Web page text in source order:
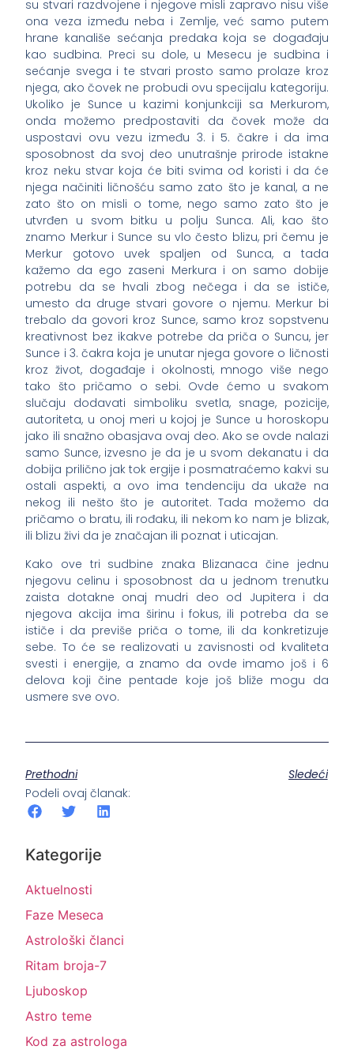
su stvari razdvojene i njegove misli zapravo nisu više
ona veza između neba i Zemlje, već samo putem
hrane kanališe sećanja predaka koja se događaju
kao sudbina. Preci su dole, u Mesecu je sudbina i
sećanje svega i te stvari prosto samo prolaze kroz
njega, ako čovek ne probudi ovu specijalu kategoriju.
Ukoliko je Sunce u kazimi konjunkciji sa Merkurom,
onda možemo predpostaviti da čovek može da
uspostavi ovu vezu između 3. i 5. čakre i da ima
sposobnost da svoj deo unutrašnje prirode istakne
kroz neku stvar koja će biti svima od koristi i da će
njega načiniti ličnošću samo zato što je kanal, a ne
zato što on misli o tome, nego samo zato što je
utvrđen u svom bitku u polju Sunca. Ali, kao što
znamo Merkur i Sunce su vlo često blizu, pri čemu je
Merkur gotovo uvek spaljen od Sunca, a tada
kažemo da ego zaseni Merkura i on samo dobije
potrebu da se hvali zbog nečega i da se ističe,
umesto da druge stvari govore o njemu. Merkur bi
trebalo da govori kroz Sunce, samo kroz sopstvenu
kreativnost bez ikakve potrebe da priča o Suncu, jer
Sunce i 3. čakra koja je unutar njega govore o ličnosti
kroz život, događaje i okolnosti, mnogo više nego
tako što pričamo o sebi. Ovde ćemo u svakom
slučaju dodavati simboliku svetla, snage, pozicije,
autoriteta, u onoj meri u kojoj je Sunce u horoskopu
jako ili snažno obasjava ovaj deo. Ako se ovde nalazi
samo Sunce, izvesno je da je u svom dekanatu i da
dobija prilično jak tok ergije i posmatraćemo kakvi su
ostali aspekti, a ovo ima tendenciju da ukaže na
nekog ili nešto što je autoritet. Tada možemo da
pričamo o bratu, ili rođaku, ili nekom ko nam je blizak,
ili blizu živi da je značajan ili poznat i uticajan.
Kako ove tri sudbine znaka Blizanaca čine jednu
njegovu celinu i sposobnost da u jednom trenutku
zaista dotakne onaj mudri deo od Jupitera i da
njegova akcija ima širinu i fokus, ili potreba da se
ističe i da previše priča o tome, ili da konkretizuje
sebe. To će se realizovati u zavisnosti od kvaliteta
svesti i energije, a znamo da ovde imamo još i 6
delova koji čine pentade koje još bliže mogu da
usmere sve ovo.
Prethodni
Sledeći
Podeli ovaj članak:
Kategorije
Aktuelnosti
Faze Meseca
Astrološki članci
Ritam broja-7
Ljuboskop
Astro teme
Kod za astrologa